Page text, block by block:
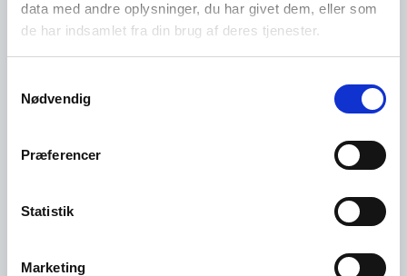
data med andre oplysninger, du har givet dem, eller som
de har indsamlet fra din brug af deres tjenester.
Nødvendig
Præferencer
Statistik
Marketing
brugere
Det er gratis at oprette sig som
bruger i vores system.
Opret dig her